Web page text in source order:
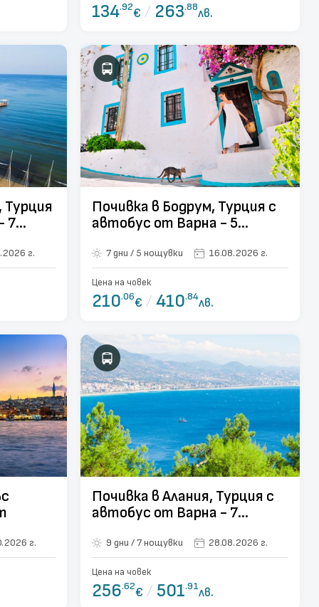
134.92€ / 263.88лв.
7
г.
Почивка в Бодрум, Турция с
автобус от Варна - 5
7 дни / 5 нощувки 16.08.2026 г.
Цена на човек
210.06€ /410.84лв.
г.
Почивка в Алания, Турция с
автобус от Варна - 7
9 дни / 7 нощувки 28.08.2026 г.
Цена на човек
256.62€ / 501.91лв.